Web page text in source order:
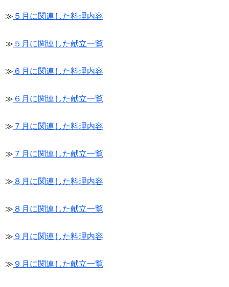
≫ ５月に関連した料理内容
≫ ５月に関連した献立一覧
≫ ６月に関連した料理内容
≫ ６月に関連した献立一覧
≫ ７月に関連した料理内容
≫ ７月に関連した献立一覧
≫ ８月に関連した料理内容
≫ ８月に関連した献立一覧
≫ ９月に関連した料理内容
≫ ９月に関連した献立一覧